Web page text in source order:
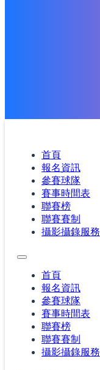
首頁
報名資訊
參賽球隊
賽事時間表
聯賽榜
聯賽賽制
攝影攝錄服務
首頁
報名資訊
參賽球隊
賽事時間表
聯賽榜
聯賽賽制
攝影攝錄服務